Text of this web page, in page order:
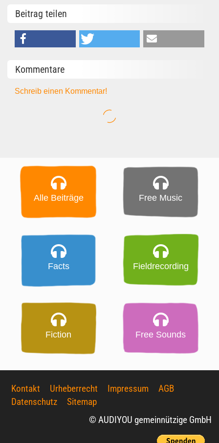
Beitrag teilen
Kommentare
Schreib einen Kommentar!
Alle Beiträge Free Music
Facts Fieldrecording
Fiction Free Sounds
Kontakt Urheberrecht Impressum
AGB
Datenschutz
Sitemap
© AUDIYOU gemeinnützige GmbH